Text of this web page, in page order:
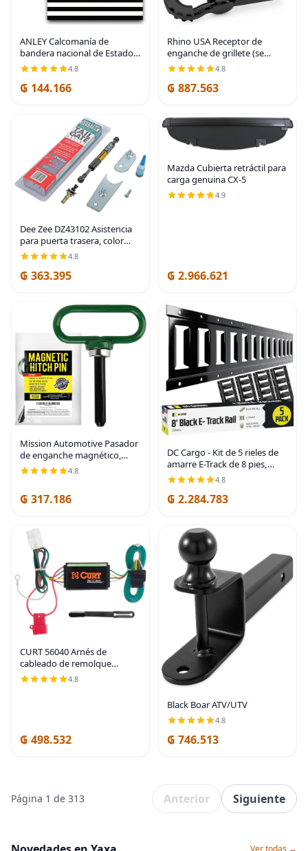
ANLEY Calcomanía de
bandera nacional de Estados
Unidos de 5 x 3 pulgadas,
diseño de rayas reflectantes
negras, blancas y azules,
4.8
₲ 144.166
Rhino USA Receptor de
enganche de grillete (se
adapta a receptores de 2
pulgadas). Los mejores
accesorios de remolque para
4.8
₲ 887.563
Dee Zee DZ43102 Asistencia
para puerta trasera, color
negro.
4.8
₲ 363.395
Mazda Cubierta retráctil para
carga genuina CX-5
4.9
₲ 2.966.621
Mission Automotive Pasador
de enganche magnético,
imán de neodimio fuerte,
pasador de enganche de
rápida con una sola mano,
4.8
₲ 317.186
DC Cargo - Kit de 5 rieles de
amarre E-Track de 8 pies,
recubrimiento en polvo
negro, para garaje,
camioneta, remolque, amarre
4.8
₲ 2.284.783
CURT 56040 Arnés de
cableado de remolque
personalizado de 4 pines
para el lado del vehículo, se
4.8
₲ 498.532
Black Boar ATV/UTV
4.8
₲ 746.513
Página 1 de 313 Anterior Siguiente
Ver todas →